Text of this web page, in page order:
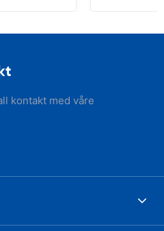
kontakt med våre